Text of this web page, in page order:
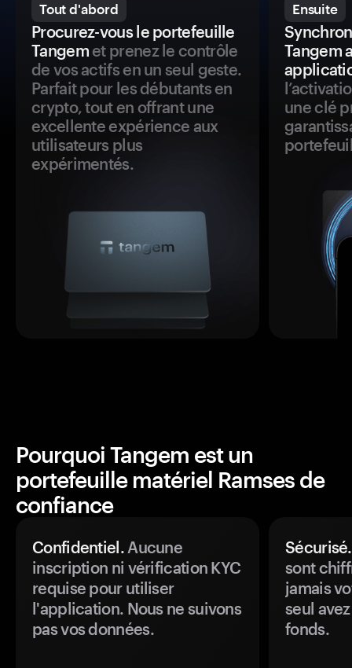
Tout d'abord
Procurez-vous le portefeuille
Tangemet prenez le contrôle
de vos actifs en un seul geste.
Parfait pour les débutants en
crypto, tout en offrant une
excellente expérience aux
utilisateurs plus
expérimentés.
Ensuite
Tangem
une clé
Pourquoi Tangem est un
portefeuille matériel Ramses de
confiance
Confidentiel.Aucune
inscription ni vérification KYC
requise pour utiliser
l'application. Nous ne suivons
pas vos données.
Sécurisé.
sont
jamais
seul
fonds.